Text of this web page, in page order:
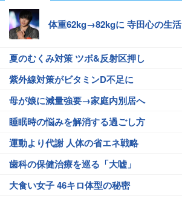
体重62kg→82kgに 寺田心の生活
夏のむくみ対策 ツボ&反射区押し
紫外線対策がビタミンD不足に
母が娘に減量強要→家庭内別居へ
睡眠時の悩みを解消する過ごし方
運動より代謝 人体の省エネ戦略
歯科の保健治療を巡る「大嘘」
大食い女子 46キロ体型の秘密